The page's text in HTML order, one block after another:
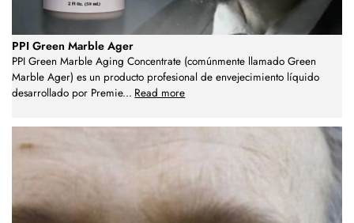
PPI Green Marble Ager
PPI Green Marble Aging Concentrate (comúnmente llamado Green
Marble Ager) es un producto profesional de envejecimiento líquido
desarrollado por Premie... Read more